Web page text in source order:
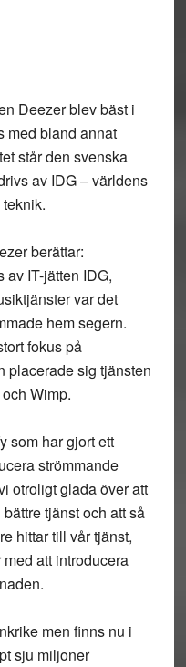
Deezer blev bäst i
med bland annat
står den svenska
av IDG – världens
berättar:
av IT-jätten IDG,
var det
hem segern.
fokus på
placerade sig tjänsten
Wimp.
som har gjort ett
strömmande
otroligt glada över att
tjänst och att så
hittar till vår tjänst,
att introducera
men finns nu i
sju miljoner